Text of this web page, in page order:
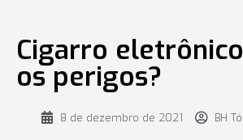
Cigarro
os perigos?
8 de dezembro de 2021 BH